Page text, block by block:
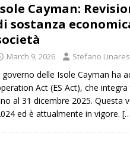
Cayman:
sostanza
March 9, 2026 Stefano
governo delle Isole Cayman ha
Act (ES Act), che
al 31 dicembre 2025. Questa
ed è attualmente in vigore.